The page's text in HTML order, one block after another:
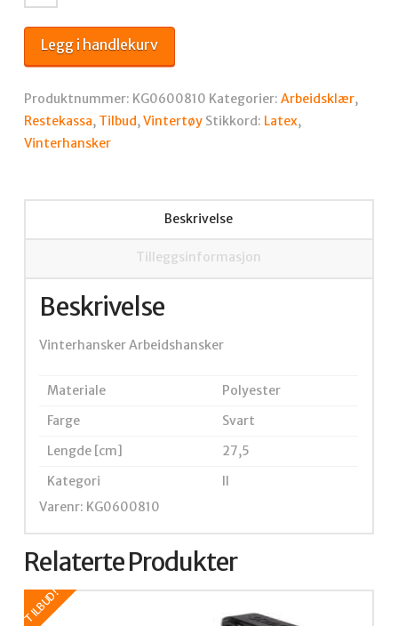
Kramp
6.008
latex
str
10/XL
antall
Legg i handlekurv
Produktnummer: KG0600810 Kategorier: Arbeidsklær,
Restekassa, Tilbud,Vintertøy Stikkord: Latex,
Vinterhansker
Beskrivelse
Tilleggsinformasjon
Beskrivelse
Vinterhansker Arbeidshansker
Materiale
Polyester
Farge
Svart
Lengde [cm]
27,5
Kategori
II
Varenr: KG0600810
Relaterte Produkter
TILBUD!